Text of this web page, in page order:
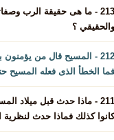
213 - ما هى حقيقة الرب
والحقيقي ؟
212 - المسيح قال من
فما الخطأ الذى فعله المسيح
211 - ماذا حدث قبل ميلاد
كانوا كذلك فماذا حدث لنظرية